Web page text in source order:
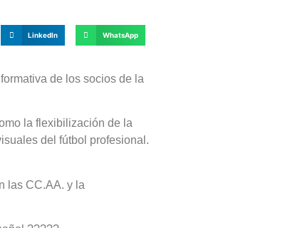
LinkedIn WhatsApp
de los socios de la
la flexibilización de la
del fútbol profesional.
las CC.AA. y la